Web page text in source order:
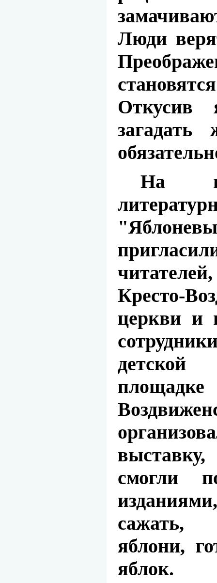
Люди
Откусив
На
Кресто-
церкви и
детской
смогли
яблони,